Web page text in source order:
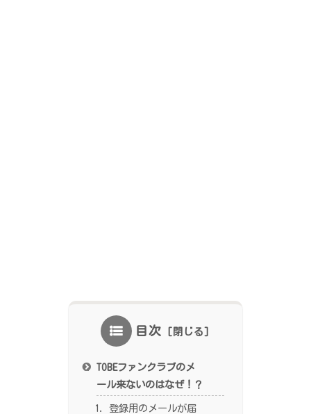
目次
TOBEファンクラブのメ
ール来ないのはなぜ！？
登録用のメールが届